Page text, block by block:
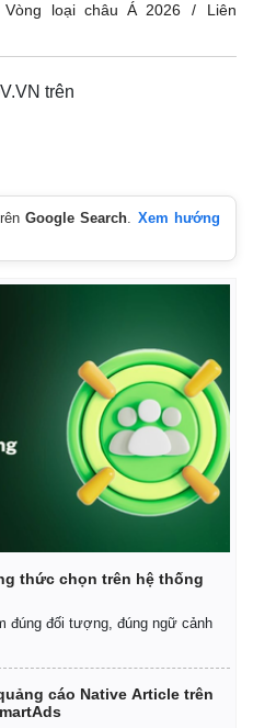
Thị trường
Chứng khoán
Giá cà phê
Vòng loại châu Á 2026
Liên
trên
Google Search. Xem hướng
thức chọn trên hệ thống
đúng đối tượng, đúng ngữ cảnh
cáo Native Article trên